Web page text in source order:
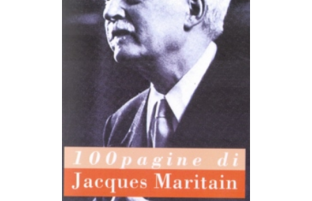
LEGGI TUTTO